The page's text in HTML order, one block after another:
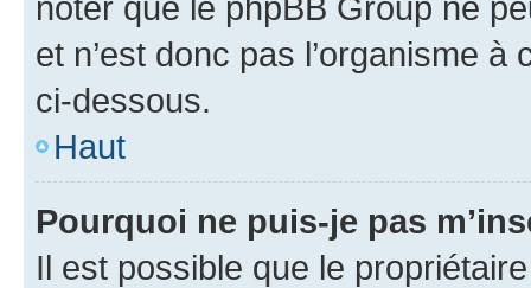
et n’est donc pas l’organisme
ci-dessous.
Haut
Pourquoi ne puis-je pas
Il est possible que le